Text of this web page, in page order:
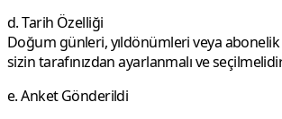
d. Tarih Özelliği
Doğum günleri, yıldönümleri veya
sizin tarafınızdan ayarlanmalı ve
e. Anket Gönderildi